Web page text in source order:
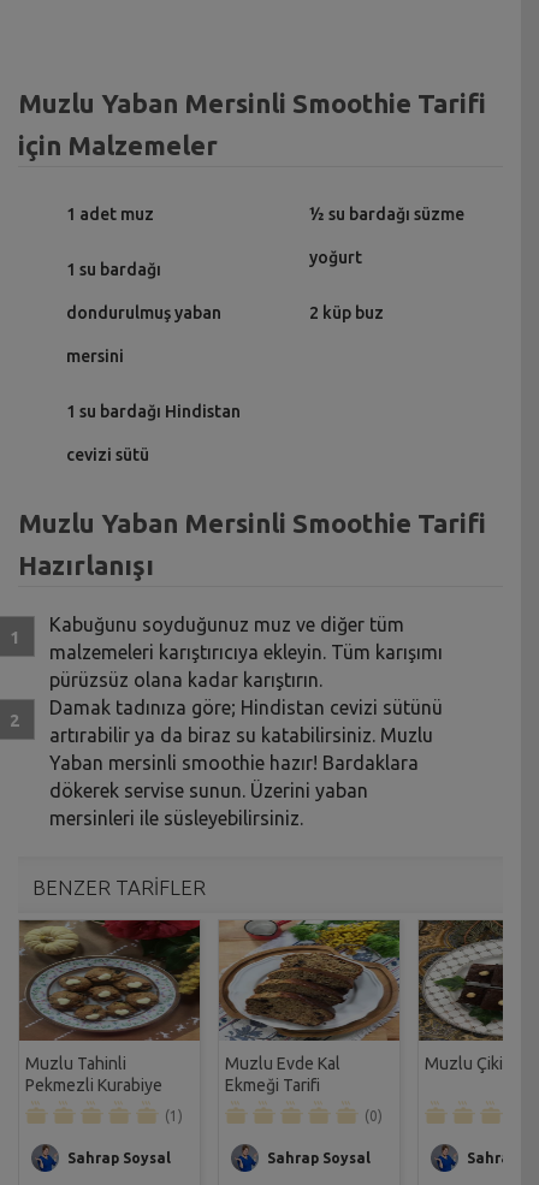
Muzlu Yaban Mersinli Smoothie Tarifi
için Malzemeler
1 adet muz
1 su bardağı
dondurulmuş yaban
mersini
1 su bardağı Hindistan
cevizi sütü
½ su bardağı süzme
yoğurt
2 küp buz
Muzlu Yaban Mersinli Smoothie Tarifi
Hazırlanışı
Kabuğunu soyduğunuz muz ve diğer tüm
malzemeleri karıştırıcıya ekleyin. Tüm karışımı
pürüzsüz olana kadar karıştırın.
Damak tadınıza göre; Hindistan cevizi sütünü
artırabilir ya da biraz su katabilirsiniz. Muzlu
Yaban mersinli smoothie hazır! Bardaklara
dökerek servise sunun. Üzerini yaban
mersinleri ile süsleyebilirsiniz.
BENZER TARİFLER
Muzlu Tahinli
Pekmezli Kurabiye
Tarifi
(1)
Sahrap Soysal
Muzlu Evde Kal
Ekmeği Tarifi
(0)
Sahrap Soysal
Muzlu Çikita
Sahrap